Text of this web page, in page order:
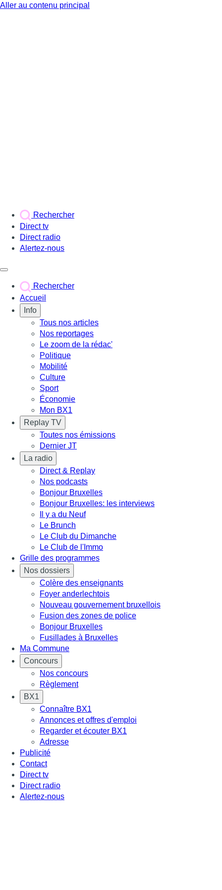
Aller au contenu principal
Rechercher
Direct tv
Direct radio
Alertez-nous
Rechercher
Accueil
Info
Tous nos articles
Nos reportages
Le zoom de la rédac'
Politique
Mobilité
Culture
Sport
Économie
Mon BX1
Replay TV
Toutes nos émissions
Dernier JT
La radio
Direct & Replay
Nos podcasts
Bonjour Bruxelles
Bonjour Bruxelles: les interviews
Il y a du Neuf
Le Brunch
Le Club du Dimanche
Le Club de l'Immo
Grille des programmes
Nos dossiers
Colère des enseignants
Foyer anderlechtois
Nouveau gouvernement bruxellois
Fusion des zones de police
Bonjour Bruxelles
Fusillades à Bruxelles
Ma Commune
Concours
Nos concours
Règlement
BX1
Connaître BX1
Annonces et offres d'emploi
Regarder et écouter BX1
Adresse
Publicité
Contact
Direct tv
Direct radio
Alertez-nous